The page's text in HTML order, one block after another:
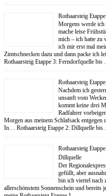
Rothaarsteig
Morgens werde
mache leise
mich – ich hatte zu
ich mir erst mal
Zimtschnecken dazu und dann packe ich
Rothaarsteig Etappe 3: Ferndorfquelle bis
Rothaarsteig
Nachdem ich
unsanft vom
kommt keine drei
Radfahrer
Morgen aus meinem Schlafsack entgegen
In… Rothaarsteig Etappe 2: Dillquelle
Rothaarsteig
Dillquelle
Der
gefüllt, aber
bin ich viertel nach
allerschönstem Sonnenschein und bereits